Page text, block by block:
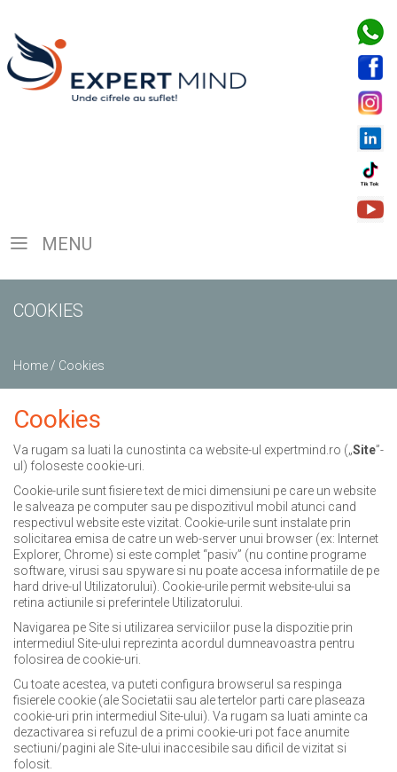
MENU
COOKIES
Home / Cookies
Cookies
Va rugam sa luati la cunostinta ca website-ul expertmind.ro („Site”-
ul) foloseste cookie-uri.
Cookie-urile sunt fisiere text de mici dimensiuni pe care un website
le salveaza pe computer sau pe dispozitivul mobil atunci cand
respectivul website este vizitat. Cookie-urile sunt instalate prin
solicitarea emisa de catre un web-server unui browser (ex: Internet
Explorer, Chrome) si este complet “pasiv” (nu contine programe
software, virusi sau spyware si nu poate accesa informatiile de pe
hard drive-ul Utilizatorului). Cookie-urile permit website-ului sa
retina actiunile si preferintele Utilizatorului.
Navigarea pe Site si utilizarea serviciilor puse la dispozitie prin
intermediul Site-ului reprezinta acordul dumneavoastra pentru
folosirea de cookie-uri.
Cu toate acestea, va puteti configura browserul sa respinga
fisierele cookie (ale Societatii sau ale tertelor parti care plaseaza
cookie-uri prin intermediul Site-ului). Va rugam sa luati aminte ca
dezactivarea si refuzul de a primi cookie-uri pot face anumite
sectiuni/pagini ale Site-ului inaccesibile sau dificil de vizitat si
folosit.